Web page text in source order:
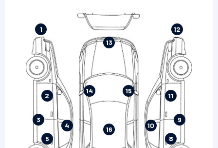
1
2
3
4
5
8
9
10
11
12
13
14 15
16